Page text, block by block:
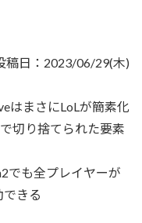
稿日：2023/06/29(木)
はまさにLoLが簡素化
切り捨てられた要素
でも全プレイヤーが
きる